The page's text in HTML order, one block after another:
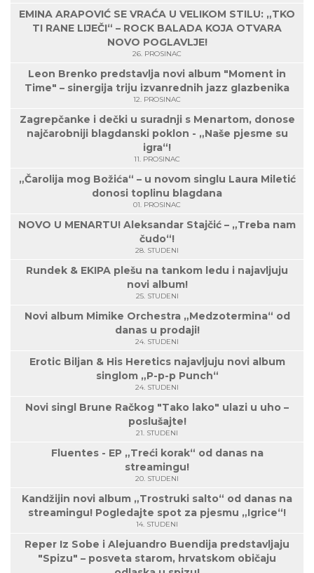
EMINA ARAPOVIĆ SE VRAĆA U VELIKOM STILU: „TKO
TI RANE LIJEČI“ – ROCK BALADA KOJA OTVARA
NOVO POGLAVLJE!
26. PROSINAC
Leon Brenko predstavlja novi album "Moment in
Time" – sinergija triju izvanrednih jazz glazbenika
12. PROSINAC
Zagrepčanke i dečki u suradnji s Menartom, donose
najčarobniji blagdanski poklon - „Naše pjesme su
igra“!
11. PROSINAC
„Čarolija mog Božića“ – u novom singlu Laura Miletić
donosi toplinu blagdana
01. PROSINAC
NOVO U MENARTU! Aleksandar Stajčić – „Treba nam
čudo“!
28. STUDENI
Rundek & EKIPA plešu na tankom ledu i najavljuju
novi album!
25. STUDENI
Novi album Mimike Orchestra „Medzotermina“ od
danas u prodaji!
24. STUDENI
Erotic Biljan & His Heretics najavljuju novi album
singlom „P-p-p Punch“
24. STUDENI
Novi singl Brune Račkog "Tako lako" ulazi u uho –
poslušajte!
21. STUDENI
Fluentes - EP „Treći korak“ od danas na
streamingu!
20. STUDENI
Kandžijin novi album „Trostruki salto“ od danas na
streamingu! Pogledajte spot za pjesmu „Igrice“!
14. STUDENI
Reper Iz Sobe i Alejuandro Buendija predstavljaju
"Spizu" – posveta starom, hrvatskom običaju